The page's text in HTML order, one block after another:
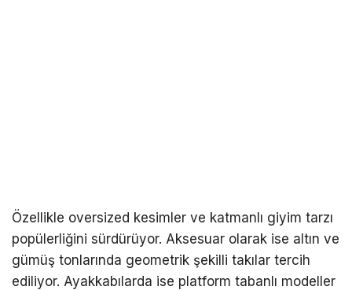
Özellikle oversized kesimler ve katmanlı giyim tarzı
popülerliğini sürdürüyor. Aksesuar olarak ise altın ve
gümüş tonlarında geometrik şekilli takılar tercih
ediliyor. Ayakkabılarda ise platform tabanlı modeller